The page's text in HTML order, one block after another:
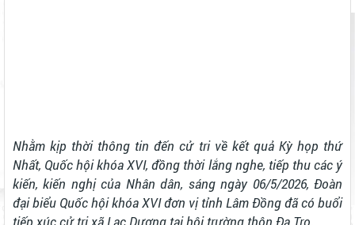
Nhằm kịp thời thông tin đến cử tri về kết quả Kỳ họp thứ
Nhất, Quốc hội khóa XVI, đồng thời lắng nghe, tiếp thu các ý
kiến, kiến nghị của Nhân dân, sáng ngày 06/5/2026, Đoàn
đại biểu Quốc hội khóa XVI đơn vị tỉnh Lâm Đồng đã có buổi
tiếp xúc cử tri xã Lạc Dương tại hội trường thôn Đạ Tro.